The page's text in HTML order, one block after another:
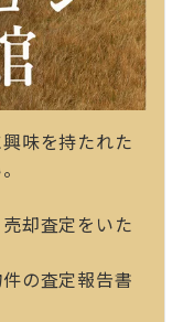
味を持たれた
却査定をいた
の査定報告書